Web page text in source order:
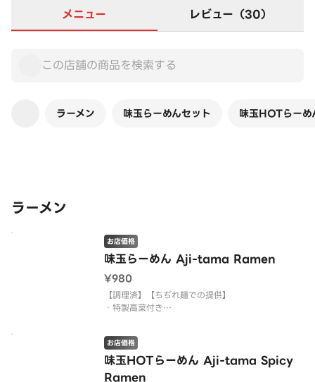
メニュー レビュー（30）
ラーメン 味玉らーめんセット 味玉HOTらーめ
ラーメン
味玉らーめん Aji-tama Ramen
お店価格
¥980
【調理済】【ちぢれ麺での提供】
・特製高菜付き
でかたさ変更のご要望にはお答えできない商品とな
ります。
・背脂の増量、減量、麺の種類を変更する対応はで
きません。
味玉HOTらーめん Aji-tama Spicy
Ramen
お店価格